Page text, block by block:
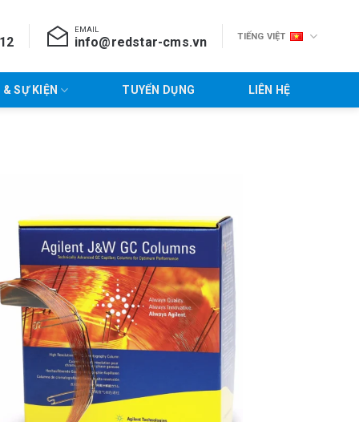
EMAIL
info@redstar-cms.vn TIẾNG VIỆT
SỰ KIỆN TUYỂN DỤNG LIÊN HỆ